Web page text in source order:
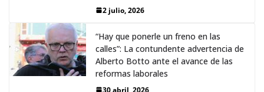
2 julio, 2026
“Hay que ponerle un freno en las
calles”: La contundente advertencia de
Alberto Botto ante el avance de las
reformas laborales
30 abril, 2026